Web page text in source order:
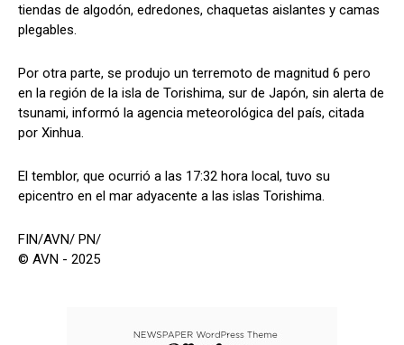
tiendas de algodón, edredones, chaquetas aislantes y camas
plegables.
Por otra parte, se produjo un terremoto de magnitud 6 pero
en la región de la isla de Torishima, sur de Japón, sin alerta de
tsunami, informó la agencia meteorológica del país, citada
por Xinhua.
El temblor, que ocurrió a las 17:32 hora local, tuvo su
epicentro en el mar adyacente a las islas Torishima.
FIN/AVN/ PN/
© AVN - 2025